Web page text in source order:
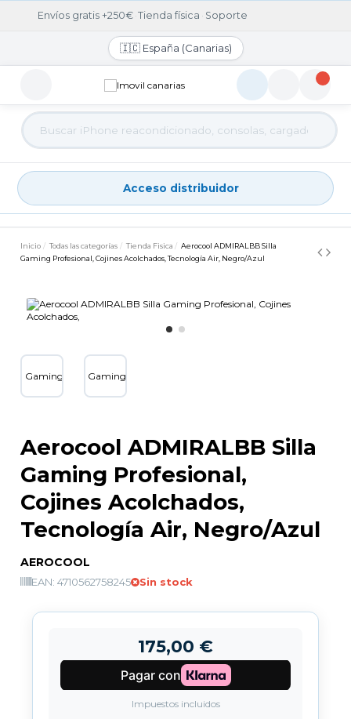
Envíos gratis +250€ ·Tienda física · Soporte
🇮🇨 España (Canarias)
Acceso distribuidor
Acceso distribuidor
Inicio Todas las categorías Tienda Fisica
Aerocool ADMIRALBB Silla
Gaming Profesional, Cojines Acolchados, Tecnología Air, Negro/Azul
Aerocool ADMIRALBB Silla
Gaming Profesional,
Cojines Acolchados,
Tecnología Air, Negro/Azul
AEROCOOL
EAN: 4710562758245 Sin stock
175,00 €
Impuestos incluidos